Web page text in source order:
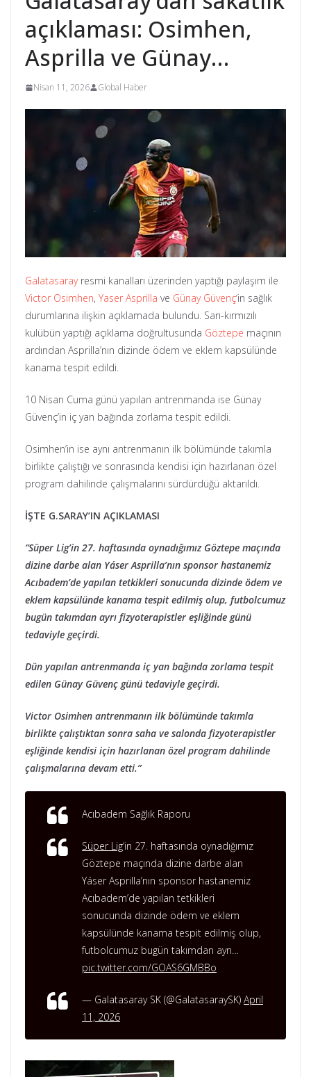
açıklaması: Osimhen,
Asprilla ve Günay…
Nisan 11, 2026 Global Haber
Galatasarayresmi kanalları üzerinden yaptığı paylaşım ile
Victor Osimhen, Yaser Asprilla ve Günay Güvenç‘in sağlık
durumlarına ilişkin açıklamada bulundu. Sarı-kırmızılı
kulübün yaptığı açıklama doğrultusunda Göztepe maçının
ardından Asprilla’nın dizinde ödem ve eklem kapsülünde
kanama tespit edildi.
10 Nisan Cuma günü yapılan antrenmanda ise Günay
Güvenç’in iç yan bağında zorlama tespit edildi.
Osimhen’in ise aynı antrenmanın ilk bölümünde takımla
birlikte çalıştığı ve sonrasında kendisi için hazırlanan özel
program dahilinde çalışmalarını sürdürdüğü aktarıldı.
İŞTE G.SARAY’IN AÇIKLAMASI
“Süper Lig’in 27. haftasında oynadığımız Göztepe maçında
dizine darbe alan Yáser Asprilla’nın sponsor hastanemiz
Acıbadem’de yapılan tetkikleri sonucunda dizinde ödem ve
eklem kapsülünde kanama tespit edilmiş olup, futbolcumuz
bugün takımdan ayrı fizyoterapistler eşliğinde günü
tedaviyle geçirdi.
Dün yapılan antrenmanda iç yan bağında zorlama tespit
edilen Günay Güvenç günü tedaviyle geçirdi.
Victor Osimhen antrenmanın ilk bölümünde takımla
birlikte çalıştıktan sonra saha ve salonda fizyoterapistler
eşliğinde kendisi için hazırlanan özel program dahilinde
çalışmalarına devam etti.”
Acıbadem Sağlık Raporu
Süper Lig‘in 27. haftasında oynadığımız
Göztepe maçında dizine darbe alan
Yáser Asprilla’nın sponsor hastanemiz
Acıbadem’de yapılan tetkikleri
sonucunda dizinde ödem ve eklem
kapsülünde kanama tespit edilmiş olup,
futbolcumuz bugün takımdan ayrı…
pic.twitter.com/GOAS6GMBBo
— Galatasaray SK (@GalatasaraySK) April
11, 2026